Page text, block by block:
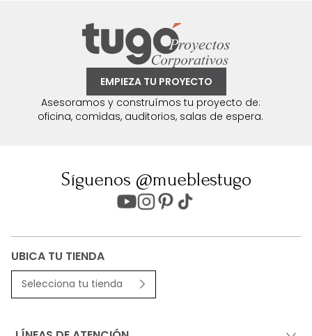
EMPIEZA TU PROYECTO
Asesoramos y construímos tu proyecto de:
oficina, comidas, auditorios, salas de espera.
Síguenos @mueblestugo
UBICA TU TIENDA
Selecciona tu tienda